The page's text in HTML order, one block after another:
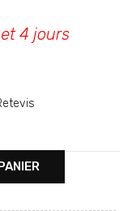
4 jours